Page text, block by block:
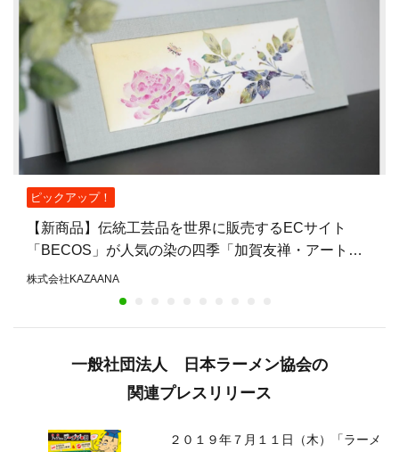
ピックアップ！
【新商品】伝統工芸品を世界に販売するECサイト
「BECOS」が人気の染の四季「加賀友禅・アートパ
ネルと扇子」の新柄を販売開始！
株式会社KAZAANA
一般社団法人 日本ラーメン協会の
関連プレスリリース
２０１９年７月１１日（木）「ラーメ